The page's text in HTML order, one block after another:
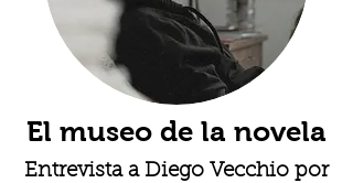
El museo de la novela
Entrevista a Diego Vecchio por